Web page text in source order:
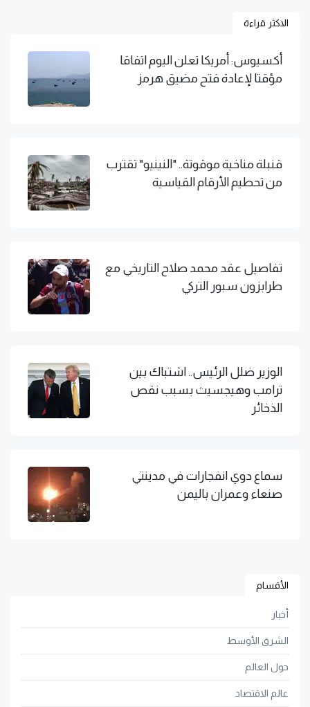
الاكثر قراءة
أكسيوس: أمريكا تعلن اليوم اتفاقا
مؤقتا لإعادة فتح مضيق هرمز
قنبلة مناخية موقوتة.. "النينيو" تقترب
من تحطيم الأرقام القياسية
تفاصيل عقد محمد صلاح التاريخي مع
طرابزون سبور التركي
الوزير ضلل الرئيس.. اشتباك بين
ترامب وهيجسيث بسبب نقص
الذخائر
سماع دوي انفجارات في مدينتي
صنعاء وعمران باليمن
الأقسام
أخبار
الشرق الأوسط
حول العالم
عالم الاقتصاد